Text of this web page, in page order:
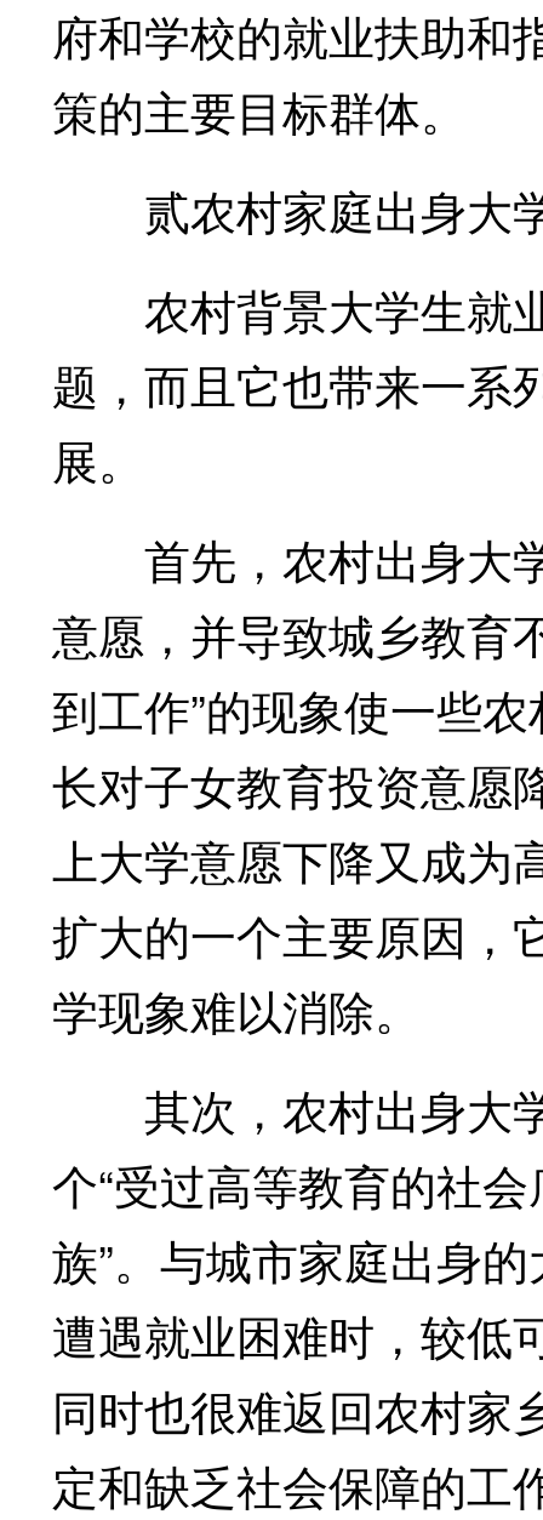
府和学校的就业扶助和
策的主要目标群体。
贰农村家庭出身大
农村背景大学生就
题，而且它也带来一系
展。
首先，农村出身大
意愿，并导致城乡教育
到工作”的现象使一些
长对子女教育投资意愿
上大学意愿下降又成为
扩大的一个主要原因，
学现象难以消除。
其次，农村出身大
个“受过高等教育的社
族”。与城市家庭出身
遭遇就业困难时，较低
同时也很难返回农村家
定和缺乏社会保障的工